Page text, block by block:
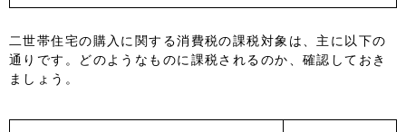
二世帯住宅の購入に関する消費税の課税対象は、主に以下の
通りです。どのようなものに課税されるのか、確認しておき
ましょう。